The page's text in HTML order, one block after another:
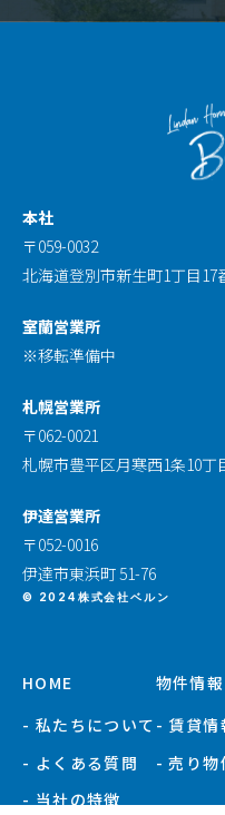
本社
〒059-0032
北海道登別市新生町1丁目17
室蘭営業所
※移転準備中
札幌営業所
〒062-0021
札幌市豊平区月寒西1条10丁
伊達営業所
〒052-0016
伊達市東浜町 51-76
© 2024株式会社ベルン
HOME
- 私たちについて
- よくある質問
- 当社の特徴
物件情報
- 賃貸情
- 売り物